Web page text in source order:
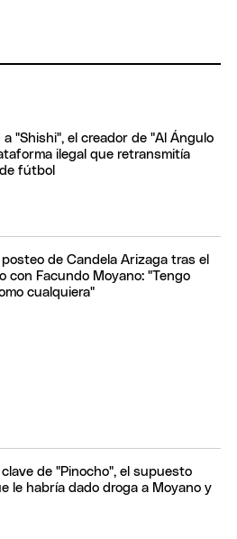
a "Shishi", el creador de "Al Ángulo
ilegal que retransmitía
fútbol
posteo de Candela Arizaga tras el
con Facundo Moyano: "Tengo
cualquiera"
de "Pinocho", el supuesto
le habría dado droga a Moyano y